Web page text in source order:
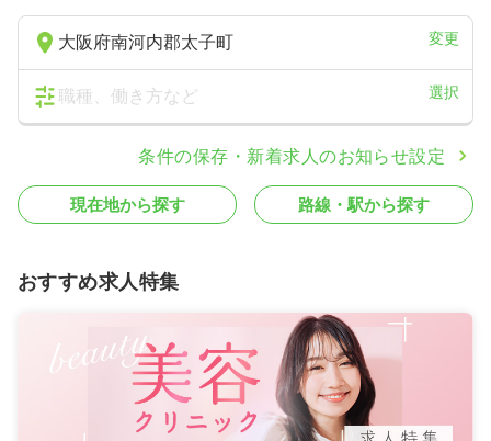
大阪府南河内郡太子町 変更
職種、働き方など 選択
条件の保存・新着求人のお知らせ設定
現在地から探す 路線・駅から探す
おすすめ求人特集